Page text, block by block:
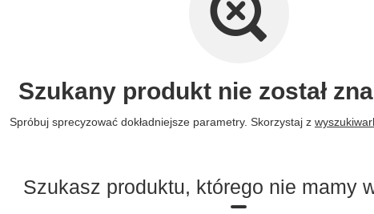
Szukany produkt nie został
Spróbuj sprecyzować dokładniejsze parametry. Skorzystaj z
Szukasz produktu, którego nie mamy